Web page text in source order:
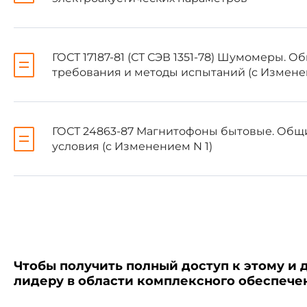
Настоящий стандарт
1.1. Измерения времени
качестве звукового
холостые выстрелы из
ГОСТ 17187-81 (СТ СЭВ 1351-78) Шумомеры.
требования и методы испытаний (с
ГОСТ 24863-87 Магнитофоны бытовые.
условия (с Изменением N 1)
Чтобы получить полный доступ к этому и
лидеру в области комплексного